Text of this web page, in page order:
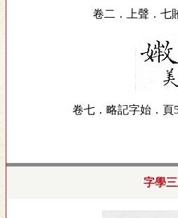
卷二．上聲．七
卷七．略記字始．頁
字學